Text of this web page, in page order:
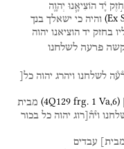
יָ֗ד הוֹצִיאָ֧נוּ יְהוָ֛ה
(Ex והיה כי ישאלך בנך
בחזק יד הוציאנו יהוה
פרעה לשלחנו
לשלחנו ויהרג יהוה כל[
(4Q129 frg. 1 Va,6)
מבית
וי֯ה֯[רוג יהוה כל בכור
מבית עבדים